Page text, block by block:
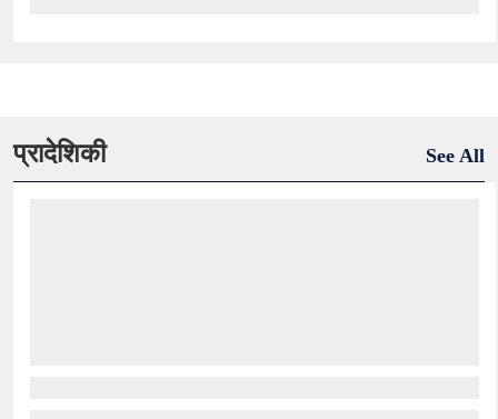
प्रादेशिकी See All